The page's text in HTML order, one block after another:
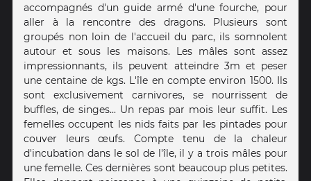
accompagnés d'un guide armé d'une fourche, pour
aller à la rencontre des dragons. Plusieurs sont
groupés non loin de l'accueil du parc, ils somnolent
autour et sous les maisons. Les mâles sont assez
impressionnants, ils peuvent atteindre 3m et peser
une centaine de kgs. L'île en compte environ 1500. Ils
sont exclusivement carnivores, se nourrissent de
buffles, de singes... Un repas par mois leur suffit. Les
femelles occupent les nids faits par les pintades pour
couver leurs œufs. Compte tenu de la chaleur
d'incubation dans le sol de l'île, il y a trois mâles pour
une femelle. Ces dernières sont beaucoup plus petites.